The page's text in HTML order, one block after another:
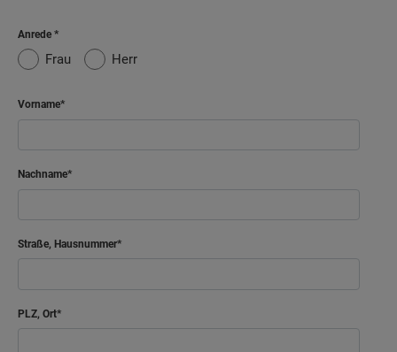
Anrede
Frau Herr
Vorname
Nachname
Straße, Hausnummer
PLZ, Ort